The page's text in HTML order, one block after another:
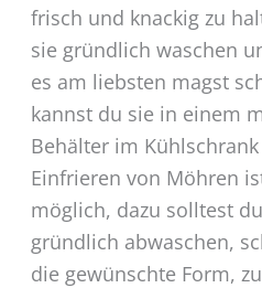
frisch und knackig zu
sie gründlich waschen
es am liebsten magst
kannst du sie in einem
Behälter im
Einfrieren von Möhren
möglich, dazu solltest
gründlich abwaschen,
die gewünschte Form,